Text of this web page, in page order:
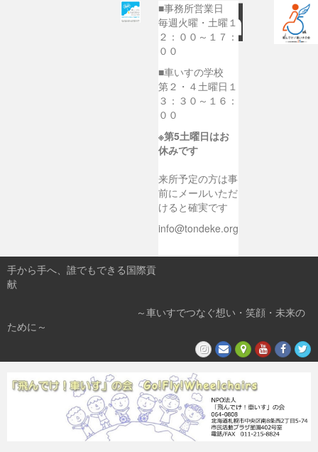
■事務所営業日
毎週火曜・土曜１
２：００～１７：
００
■車いすの学校
第２・４土曜日１
３：３０～１６：
００
※第5土曜日はお
休みです
来所予定の方は事
前にメールいただ
けると確実です
info@tondeke.org
手から手へ、誰でもできる国際貢
献
～車いすでつなぐ想い・笑顔・未来の
ために～